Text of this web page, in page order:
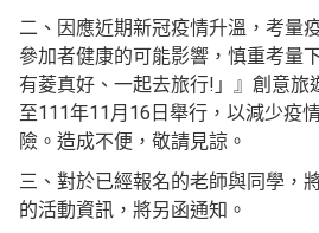
二、因應近期新冠疫情升溫，考量
參加者健康的可能影響，慎重考量
有菱真好、一起去旅行!」』創意旅
至111年11月16日舉行，以減少疫
險。造成不便，敬請見諒。
三、對於已經報名的老師與同學，
的活動資訊，將另函通知。